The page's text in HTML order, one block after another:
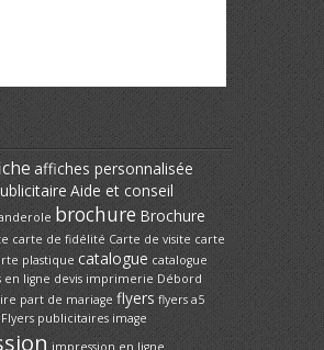
affiches personnalisée
Aide et conseil
brochure Brochure
carte de fidélité Carte de visite carte
plastique catalogue catalogue
en ligne devis imprimerie Débord
part de mariage flyers flyers a5
Flyers publicitaires image